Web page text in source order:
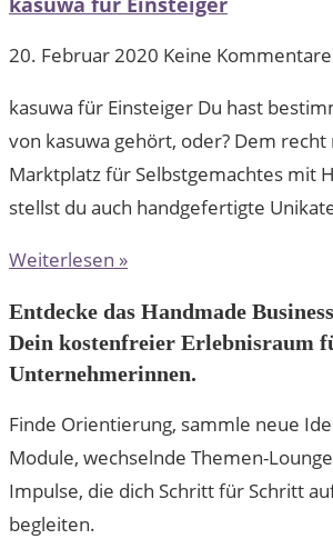
20. Februar 2020 Keine Kommentare
kasuwa für Einsteiger Du hast
von kasuwa gehört, oder? Dem recht
Marktplatz für Selbstgemachtes mit
stellst du auch handgefertigte
Weiterlesen »
Entdecke das Handmade
Dein kostenfreier Erlebnisraum
Unternehmerinnen.
Finde Orientierung, sammle neue
Module, wechselnde Themen-
Impulse, die dich Schritt für Schritt
begleiten.